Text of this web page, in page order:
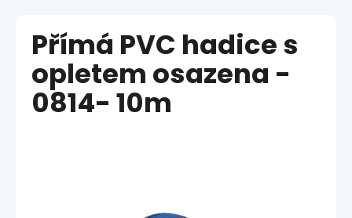
Přímá PVC hadice s
opletem osazena -
0814- 10m